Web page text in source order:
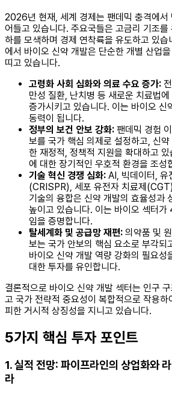
2026년 현재, 세계 경제는 팬데믹 충격에서
어들고 있습니다. 주요국들은 고금리 기조를
하를 모색하며 경제 연착륙을 유도하고 있
에서 바이오 신약 개발은 단순한 개별 산업
띠고 있습니다.
고령화 사회 심화와 의료 수요 증가:
만성 질환, 난치병 등 새로운 치료법
증가시키고 있습니다. 이는 바이오 신
동력이 됩니다.
정부의 보건 안보 강화: 팬데믹 경험
보를 국가 핵심 의제로 설정하고, 신
한 재정적, 정책적 지원을 확대하고
에 대한 장기적인 우호적 환경을 조성
기술 혁신 경쟁 심화: AI, 빅데이터, 유
(CRISPR), 세포 유전자 치료제
기술의 융합은 신약 개발의 효율성과
높이고 있습니다. 이는 바이오 섹터가
임을 증명합니다.
탈세계화 및 공급망 재편: 의약품 및
보는 국가 안보의 핵심 요소로 부각되
바이오 신약 개발 역량 강화의 필요성
대한 투자를 유인합니다.
결론적으로 바이오 신약 개발 섹터는 인구
고 국가 전략적 중요성이 복합적으로 작용
피한 거시적 상징성을 지니고 있습니다.
5가지 핵심 투자 포인트
1. 실적 전망: 파이프라인의 상업화와
라